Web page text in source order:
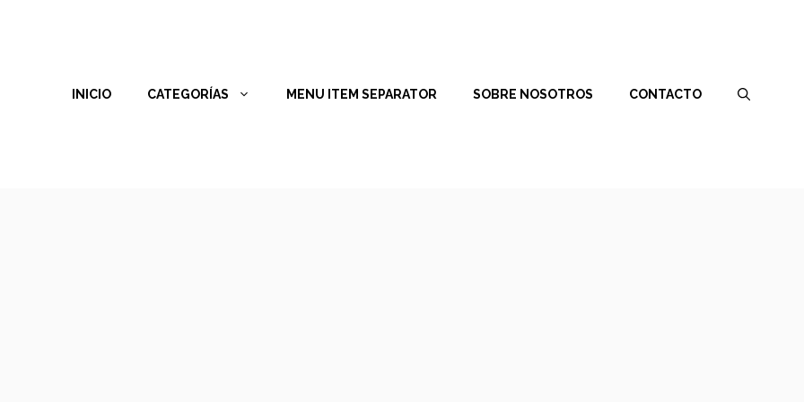
INICIO CATEGORÍAS MENU ITEM SEPARATOR SOBRE NOSOTROS CONTACTO